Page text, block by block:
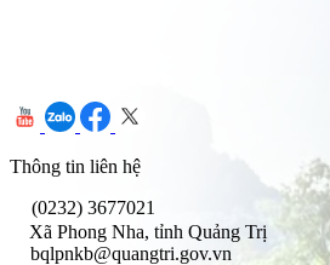
Thông tin liên hệ
(0232) 3677021
Xã Phong Nha, tỉnh Quảng Trị
bqlpnkb@quangtri.gov.vn